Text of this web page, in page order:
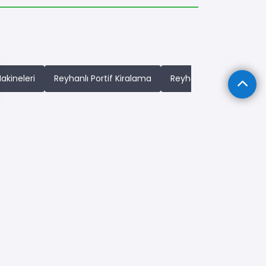
Reyhanlı Portif Kiralama Reyhanlı Traktör